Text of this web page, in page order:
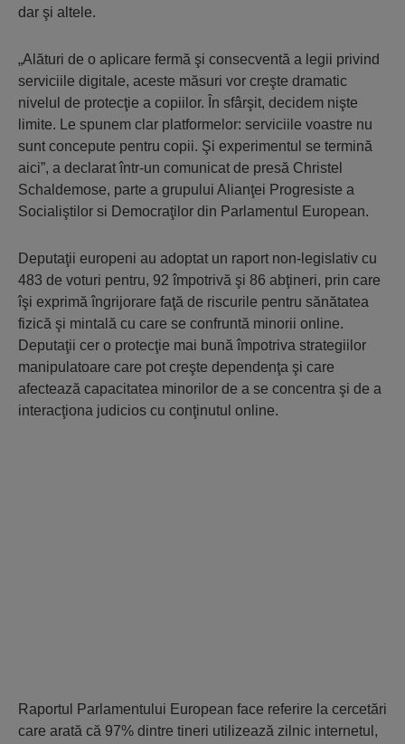
dar şi altele.
„Alături de o aplicare fermă şi consecventă a legii privind
serviciile digitale, aceste măsuri vor creşte dramatic
nivelul de protecţie a copiilor. În sfârşit, decidem nişte
limite. Le spunem clar platformelor: serviciile voastre nu
sunt concepute pentru copii. Şi experimentul se termină
aici”, a declarat într-un comunicat de presă Christel
Schaldemose, parte a grupului Alianţei Progresiste a
Socialiştilor si Democraţilor din Parlamentul European.
Deputaţii europeni au adoptat un raport non-legislativ cu
483 de voturi pentru, 92 împotrivă şi 86 abţineri, prin care
îşi exprimă îngrijorare faţă de riscurile pentru sănătatea
fizică şi mintală cu care se confruntă minorii online.
Deputaţii cer o protecţie mai bună împotriva strategiilor
manipulatoare care pot creşte dependenţa şi care
afectează capacitatea minorilor de a se concentra şi de a
interacţiona judicios cu conţinutul online.
Raportul Parlamentului European face referire la cercetări
care arată că 97% dintre tineri utilizează zilnic internetul,